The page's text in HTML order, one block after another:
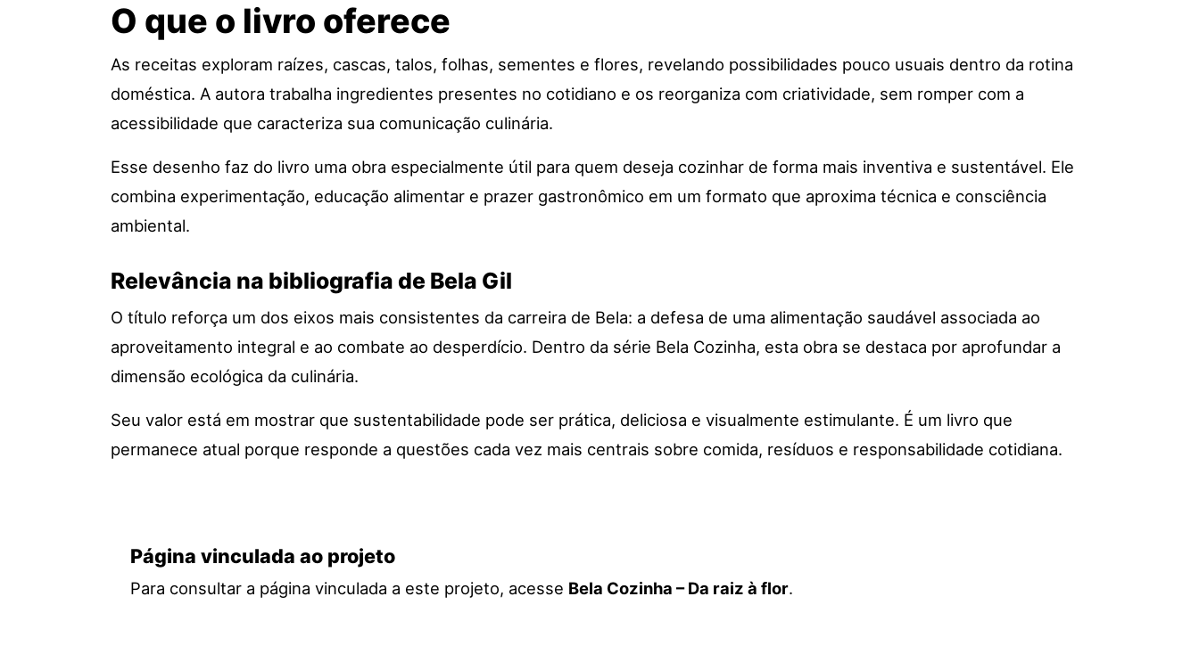
O que o livro oferece
As receitas exploram raízes, cascas, talos, folhas, sementes e flores, revelando possibilidades pouco usuais dentro da rotina
doméstica. A autora trabalha ingredientes presentes no cotidiano e os reorganiza com criatividade, sem romper com a
acessibilidade que caracteriza sua comunicação culinária.
Esse desenho faz do livro uma obra especialmente útil para quem deseja cozinhar de forma mais inventiva e sustentável. Ele
combina experimentação, educação alimentar e prazer gastronômico em um formato que aproxima técnica e consciência
ambiental.
Relevância na bibliografia de Bela Gil
O título reforça um dos eixos mais consistentes da carreira de Bela: a defesa de uma alimentação saudável associada ao
aproveitamento integral e ao combate ao desperdício. Dentro da série Bela Cozinha, esta obra se destaca por aprofundar a
dimensão ecológica da culinária.
Seu valor está em mostrar que sustentabilidade pode ser prática, deliciosa e visualmente estimulante. É um livro que
permanece atual porque responde a questões cada vez mais centrais sobre comida, resíduos e responsabilidade cotidiana.
Página vinculada ao projeto
Para consultar a página vinculada a este projeto, acesse Bela Cozinha – Da raiz à flor.